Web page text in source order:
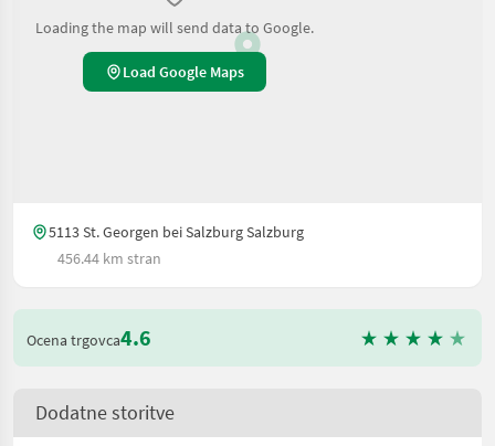
Loading the map will send data to Google.
Load Google Maps
5113 St. Georgen bei Salzburg Salzburg
456.44 km stran
Ocena trgovca4.6
Dodatne storitve